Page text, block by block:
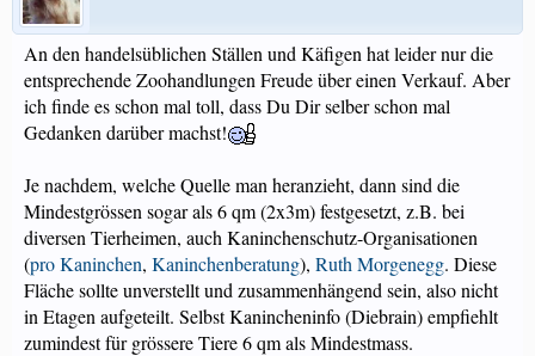
An den handelsüblichen Ställen und Käfigen hat leider nur die
entsprechende Zoohandlungen Freude über einen Verkauf. Aber
ich finde es schon mal toll, dass Du Dir selber schon mal
Gedanken darüber machst!
Je nachdem, welche Quelle man heranzieht, dann sind die
Mindestgrössen sogar als 6 qm (2x3m) festgesetzt, z.B. bei
diversen Tierheimen, auch Kaninchenschutz-Organisationen
(pro Kaninchen, Kaninchenberatung), Ruth Morgenegg. Diese
Fläche sollte unverstellt und zusammenhängend sein, also nicht
in Etagen aufgeteilt. Selbst Kanincheninfo (Diebrain) empfiehlt
zumindest für grössere Tiere 6 qm als Mindestmass.